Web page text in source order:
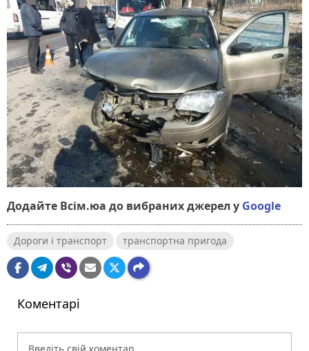
Додайте Всім.юа до вибраних джерел у Google
Дороги і транспорт транспортна пригода
Коментарі